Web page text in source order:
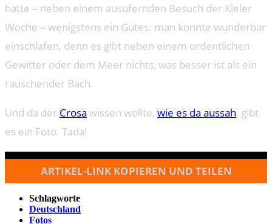
hatte – neben einem ausufernden Besuch der Kieler
Woche – wenigstens ein Gutes: man konnte wunderbar
einschlafen, denn es gibt neben einem ordentlichen
Gewitter oder dem Meer nichts, was besser ist als ein
rauschender Bach.
Und da der Crosa wissen wollte, wie es da aussah, gibt
es ein Foto. Tada!
ARTIKEL-LINK KOPIEREN UND TEILEN
Schlagworte
Deutschland
Fotos